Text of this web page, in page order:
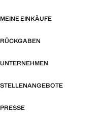
MEINE EINKÄUFE
RÜCKGABEN
UNTERNEHMEN
STELLENANGEBOTE
PRESSE